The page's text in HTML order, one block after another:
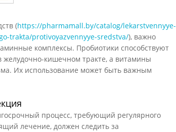
(https://pharmamall.by/catalog/lekarstvennyye-
trakta/protivoyazvennyye-sredstva/), важно
комплексы. Пробиотики способствуют
кишечном тракте, а витамины
Их использование может быть важным
процесс, требующий регулярного
лечение, должен следить за